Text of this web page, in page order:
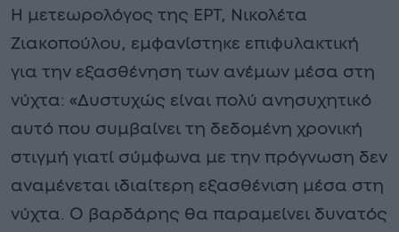
Η μετεωρολόγος της ΕΡΤ, Νικολέτα
Ζιακοπούλου, εμφανίστηκε επιφυλακτική
για την εξασθένηση των ανέμων μέσα στη
νύχτα: «Δυστυχώς είναι πολύ ανησυχητικό
αυτό που συμβαίνει τη δεδομένη χρονική
στιγμή γιατί σύμφωνα με την πρόγνωση δεν
αναμένεται ιδιαίτερη εξασθένιση μέσα στη
νύχτα. Ο βαρδάρης θα παραμείνει δυνατός